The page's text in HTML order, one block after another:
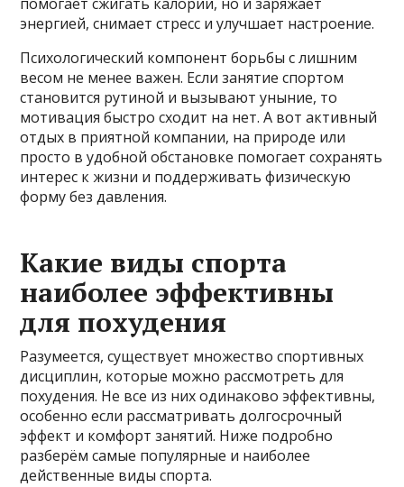
энергией, снимает стресс и улучшает настроение.
Психологический компонент борьбы с лишним
весом не менее важен. Если занятие спортом
становится рутиной и вызывают уныние, то
мотивация быстро сходит на нет. А вот активный
отдых в приятной компании, на природе или
просто в удобной обстановке помогает сохранять
интерес к жизни и поддерживать физическую
форму без давления.
Какие виды спорта
наиболее эффективны
для похудения
Разумеется, существует множество спортивных
дисциплин, которые можно рассмотреть для
похудения. Не все из них одинаково эффективны,
особенно если рассматривать долгосрочный
эффект и комфорт занятий. Ниже подробно
разберём самые популярные и наиболее
действенные виды спорта.